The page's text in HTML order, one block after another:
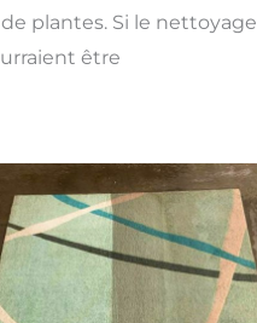
plantes. Si le nettoyage
être